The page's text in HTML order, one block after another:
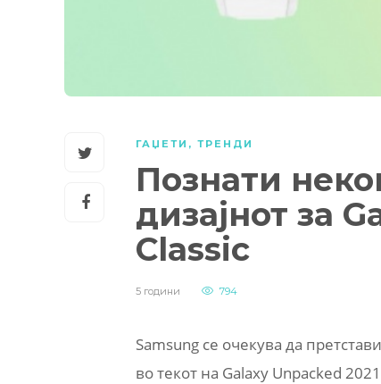
ГАЏЕТИ , ТРЕНДИ
Познати
дизајнот за
Classic
5 години 794
Samsung се очекува да
во текот на Galaxy Unpacked